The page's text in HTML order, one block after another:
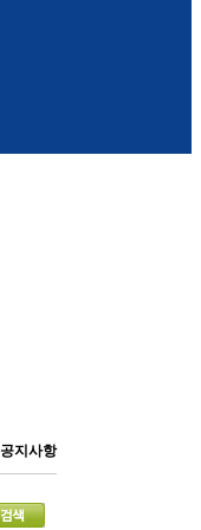
공지사항